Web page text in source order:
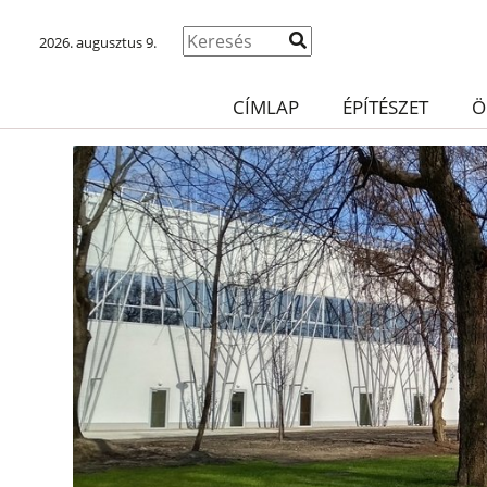
2026. augusztus 9.
CÍMLAP ÉPÍTÉSZET